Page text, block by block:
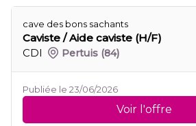
cave des bons sachants
Caviste / Aide caviste (H/F)
CDI
Pertuis (84)
Publiée le 23/06/2026
Voir l'offre